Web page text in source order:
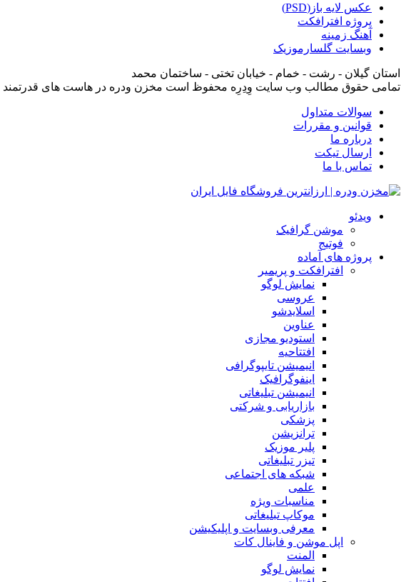
عکس لایه باز(PSD)
پروژه افترافکت
آهنگ زمینه
وبسایت گلسارموزیک
استان گیلان - رشت - خمام - خیابان تختی - ساختمان محمد
تمامی حقوق مطالب وب سایت وِدِرِه محفوظ است مخزن ودره در هاست های قدرتمند
سوالات متداول
قوانین و مقررات
درباره ما
ارسال تیکت
تماس با ما
ویدئو
موشن گرافیک
فوتیج
پروژه های آماده
افترافکت و پریمیر
نمایش لوگو
عروسی
اسلایدشو
عناوین
استودیو مجازی
افتتاحیه
انیمیشن تایپوگرافی
اینفوگرافیک
انیمیشن تبلیغاتی
بازاریابی و شرکتی
پزشکی
ترانزیشن
پلیر موزیک
تیزر تبلیغاتی
شبکه های اجتماعی
علمی
مناسبات ویژه
موکاپ تبلیغاتی
معرفی وبسایت و اپلیکیشن
اپل موشن و فاینال کات
المنت
نمایش لوگو